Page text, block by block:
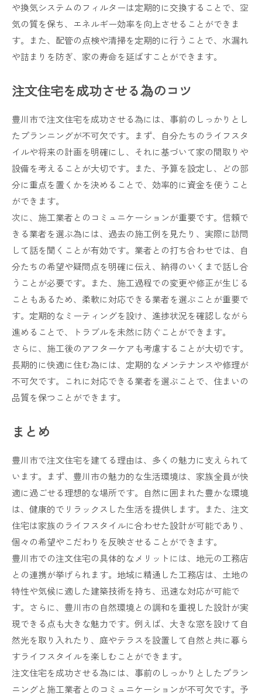
や換気システムのフィルターは定期的に交換することで、空
気の質を保ち、エネルギー効率を向上させることができま
す。また、配管の点検や清掃を定期的に行うことで、水漏れ
や詰まりを防ぎ、家の寿命を延ばすことができます。
注文住宅を成功させる為のコツ
豊川市で注文住宅を成功させる為には、事前のしっかりとし
たプランニングが不可欠です。まず、自分たちのライフスタ
イルや将来の計画を明確にし、それに基づいて家の間取りや
設備を考えることが大切です。また、予算を設定し、どの部
分に重点を置くかを決めることで、効率的に資金を使うこと
ができます。
次に、施工業者とのコミュニケーションが重要です。信頼で
きる業者を選ぶ為には、過去の施工例を見たり、実際に訪問
して話を聞くことが有効です。業者との打ち合わせでは、自
分たちの希望や疑問点を明確に伝え、納得のいくまで話し合
うことが必要です。また、施工過程での変更や修正が生じる
こともあるため、柔軟に対応できる業者を選ぶことが重要で
す。定期的なミーティングを設け、進捗状況を確認しながら
進めることで、トラブルを未然に防ぐことができます。
さらに、施工後のアフターケアも考慮することが大切です。
長期的に快適に住む為には、定期的なメンテナンスや修理が
不可欠です。これに対応できる業者を選ぶことで、住まいの
品質を保つことができます。
まとめ
豊川市で注文住宅を建てる理由は、多くの魅力に支えられて
います。まず、豊川市の魅力的な生活環境は、家族全員が快
適に過ごせる理想的な場所です。自然に囲まれた豊かな環境
は、健康的でリラックスした生活を提供します。また、注文
住宅は家族のライフスタイルに合わせた設計が可能であり、
個々の希望やこだわりを反映させることができます。
豊川市での注文住宅の具体的なメリットには、地元の工務店
との連携が挙げられます。地域に精通した工務店は、土地の
特性や気候に適した建築技術を持ち、迅速な対応が可能で
す。さらに、豊川市の自然環境との調和を重視した設計が実
現できる点も大きな魅力です。例えば、大きな窓を設けて自
然光を取り入れたり、庭やテラスを設置して自然と共に暮ら
すライフスタイルを楽しむことができます。
注文住宅を成功させる為には、事前のしっかりとしたプラン
ニングと施工業者とのコミュニケーションが不可欠です。予